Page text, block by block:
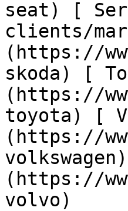
seat) [
clients/
(https://
skoda) [
(https://
toyota) [
(https://
(https://
volvo)